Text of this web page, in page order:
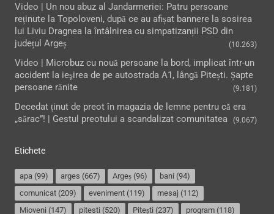
Video | Un nou abuz al Jandarmeriei: Patru persoane
reținute la Topoloveni, după ce au afișat bannere la sosirea
lui Liviu Dragnea la întâlnirea cu simpatizanții PSD din
județul Argeș
(10.263)
Video | Microbuz cu nouă persoane la bord, implicat într-un
accident la ieşirea de pe autostrada A1, lângă Pitești. Șapte
persoane rănite
(9.181)
Decedat ținut de preot în magazia de lemne pentru că era
„sărac”! | Gestul preotului a scandalizat comunitatea
(9.067)
Etichete
apa (99) arges (667) Argeș (96) bani (94)
comunicat (209) eveniment (119) mesaj (112)
Mioveni (147) pitesti (520) Pitești (237) program (118)